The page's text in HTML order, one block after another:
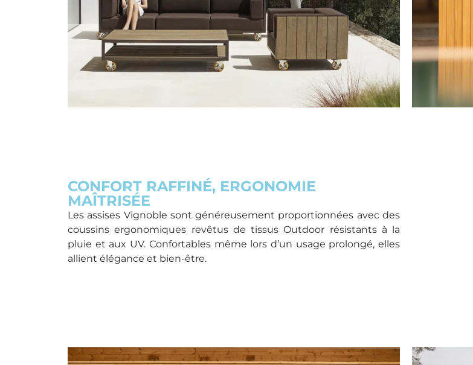
CONFORT RAFFINÉ, ERGONOMIE
MAÎTRISÉE
Les assises Vignoble sont généreusement proportionnées avec des
coussins ergonomiques revêtus de tissus Outdoor résistants à la
pluie et aux UV. Confortables même lors d’un usage prolongé, elles
allient élégance et bien-être.